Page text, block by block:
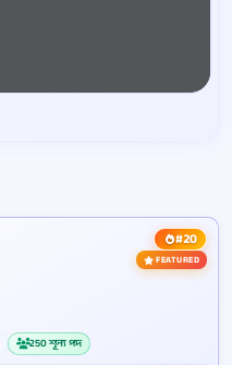
#20
FEATURED
250 শূন্য পদ